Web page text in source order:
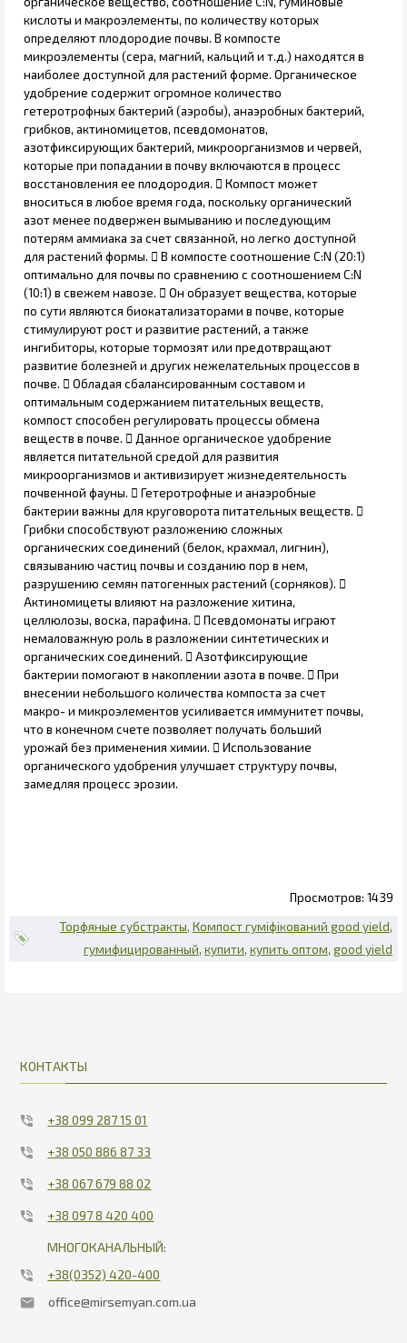
кислоты и макроэлементы, по количеству которых
определяют плодородие почвы. В компосте
микроэлементы (сера, магний, кальций и т.д.) находятся в
наиболее доступной для растений форме. Органическое
удобрение содержит огромное количество
гетеротрофных бактерий (аэробы), анаэробных бактерий,
грибков, актиномицетов, псевдомонатов,
азотфиксирующих бактерий, микроорганизмов и червей,
которые при попадании в почву включаются в процесс
восстановления ее плодородия.  Компост может
вноситься в любое время года, поскольку органический
азот менее подвержен вымыванию и последующим
потерям аммиака за счет связанной, но легко доступной
для растений формы.  В компосте соотношение C:N (20:1)
оптимально для почвы по сравнению с соотношением C:N
(10:1) в свежем навозе.  Он образует вещества, которые
по сути являются биокатализаторами в почве, которые
стимулируют рост и развитие растений, а также
ингибиторы, которые тормозят или предотвращают
развитие болезней и других нежелательных процессов в
почве.  Обладая сбалансированным составом и
оптимальным содержанием питательных веществ,
компост способен регулировать процессы обмена
веществ в почве.  Данное органическое удобрение
является питательной средой для развития
микроорганизмов и активизирует жизнедеятельность
почвенной фауны.  Гетеротрофные и анаэробные
бактерии важны для круговорота питательных веществ. 
Грибки способствуют разложению сложных
органических соединений (белок, крахмал, лигнин),
связыванию частиц почвы и созданию пор в нем,
разрушению семян патогенных растений (сорняков). 
Актиномицеты влияют на разложение хитина,
целлюлозы, воска, парафина.  Псевдомонаты играют
немаловажную роль в разложении синтетических и
органических соединений.  Азотфиксирующие
бактерии помогают в накоплении азота в почве.  При
внесении небольшого количества компоста за счет
макро- и микроэлементов усиливается иммунитет почвы,
что в конечном счете позволяет получать больший
урожай без применения химии.  Использование
органического удобрения улучшает структуру почвы,
замедляя процесс эрозии.
1439
Торфяные субстракты Компост гуміфікований good yield
гумифицированный купити купить оптом good yield
КОНТАКТЫ
+38 099 287 15 01
+38 050 886 87 33
+38 067 679 88 02
+38 097 8 420 400
МНОГОКАНАЛЬНЫЙ:
+38(0352) 420-400
office@mirsemyan.com.ua